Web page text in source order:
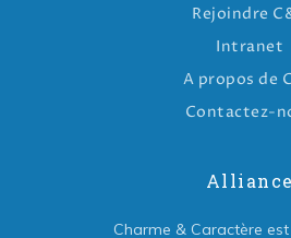
Rejoindre
Intranet
A propos de
Contactez-
Alliance
Charme & Caractère